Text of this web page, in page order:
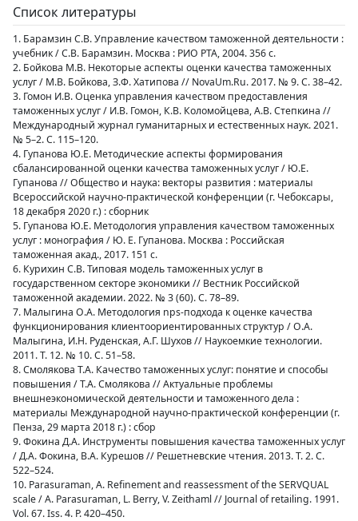
Список литературы
1. Барамзин С.В. Управление качеством таможенной деятельности :
учебник / С.В. Барамзин. Москва : РИО РТА, 2004. 356 с.
2. Бойкова М.В. Некоторые аспекты оценки качества таможенных
услуг / М.В. Бойкова, З.Ф. Хатипова // NovaUm.Ru. 2017. № 9. С. 38–42.
3. Гомон И.В. Оценка управления качеством предоставления
таможенных услуг / И.В. Гомон, К.В. Коломойцева, А.В. Степкина //
Международный журнал гуманитарных и естественных наук. 2021.
№ 5–2. С. 115–120.
4. Гупанова Ю.Е. Методические аспекты формирования
сбалансированной оценки качества таможенных услуг / Ю.Е.
Гупанова // Общество и наука: векторы развития : материалы
Всероссийской научно-практической конференции (г. Чебоксары,
18 декабря 2020 г.) : сборник
5. Гупанова Ю.Е. Методология управления качеством таможенных
услуг : монография / Ю. Е. Гупанова. Москва : Российская
таможенная акад., 2017. 151 с.
6. Курихин С.В. Типовая модель таможенных услуг в
государственном секторе экономики // Вестник Российской
таможенной академии. 2022. № 3 (60). С. 78–89.
7. Малыгина О.А. Методология nps-подхода к оценке качества
функционирования клиентоориентированных структур / О.А.
Малыгина, И.Н. Руденская, А.Г. Шухов // Наукоемкие технологии.
2011. Т. 12. № 10. С. 51–58.
8. Смолякова Т.А. Качество таможенных услуг: понятие и способы
повышения / Т.А. Смолякова // Актуальные проблемы
внешнеэкономической деятельности и таможенного дела :
материалы Международной научно-практической конференции (г.
Пенза, 29 марта 2018 г.) : сбор
9. Фокина Д.А. Инструменты повышения качества таможенных услуг
/ Д.А. Фокина, В.А. Курешов // Решетневские чтения. 2013. Т. 2. С.
522–524.
10. Parasuraman, A. Refinement and reassessment of the SERVQUAL
scale / A. Parasuraman, L. Berry, V. Zeithaml // Journal of retailing. 1991.
Vol. 67. Iss. 4. Р. 420–450.